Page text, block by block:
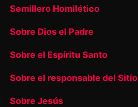
Semillero Homilético
Sobre Dios el Padre
Sobre el Espíritu Santo
Sobre el responsable del Sitio
Sobre Jesús